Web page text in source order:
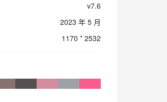
v7.6
2023 年 5 月
1170 * 2532